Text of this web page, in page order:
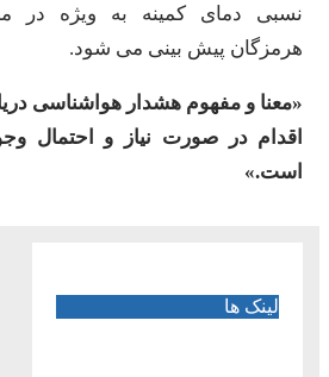
نسبی دمای کمینه به ویژه در
هرمزگان پیش بینی می شود.
«معنا و مفهوم هشدار هواشناسی
اقدام در صورت نیاز و احتمال
است.»
لینک ها